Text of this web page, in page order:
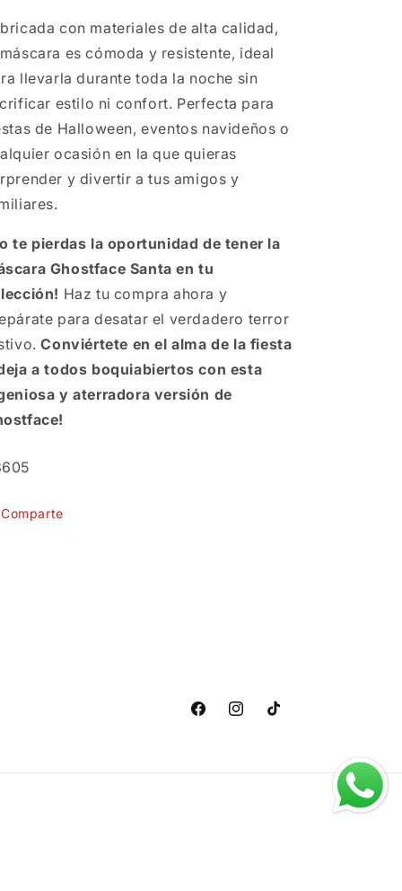
con materiales de alta calidad,
es cómoda y resistente, ideal
llevarla durante toda la noche sin
estilo ni confort. Perfecta para
de Halloween, eventos navideños o
ocasión en la que quieras
y divertir a tus amigos y
te pierdas la oportunidad de tener la
Ghostface Santa en tu
Haz tu compra ahora y
para desatar el verdadero terror
Conviértete en el alma de la fiesta
a todos boquiabiertos con esta
y aterradora versión de
Comparte
FacebookInstagramTikTok